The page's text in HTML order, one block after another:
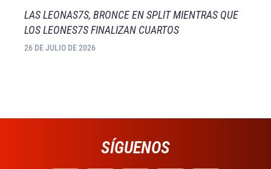
LAS LEONAS7S, BRONCE EN SPLIT MIENTRAS QUE
LOS LEONES7S FINALIZAN CUARTOS
26 DE JULIO DE 2026
SÍGUENOS